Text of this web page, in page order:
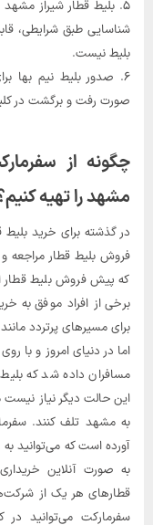
۵. بلیط قطار شیراز مشهد
شناسایی طبق شرایطی،
بلیط نیست.
۶. صدور بلیط نیم ‌بها
صورت رفت و برگشت در
چگونه از
مشهد را تهیه
در گذشته برای خرید بلیط
فروش بلیط قطار مراجعه
که پیش فروش بلیط
برخی از افراد موفق به
برای مسیرهای پرتردد
اما در دنیای امروز و با
مسافران داده شد که
این حالت دیگر نیاز نیست
به مشهد تلف کنند.
آورده است که می‌توانید
به صورت آنلاین
قطارهای هر یک از
سفرمارکت می‌توانید در